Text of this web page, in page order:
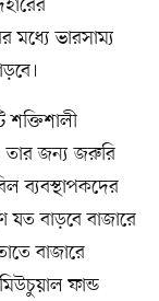
মধ্যে ভারসাম্য
শক্তিশালী
তার জন্য জরুরি
ব্যবস্থাপকদের
যত বাড়বে বাজারে
বাজারে
ফান্ড